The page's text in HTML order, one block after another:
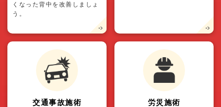
くなった背中を改善しましょ
う。
交通事故施術 労災施術